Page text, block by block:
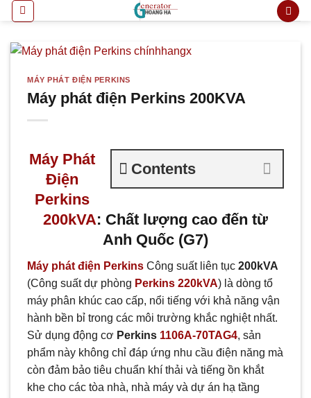
qua
nội
MÁY PHÁT ĐIỆN PERKINS
Máy phát điện Perkins 200KVA
Contents
Máy Phát
Điện
Perkins
200kVA: Chất lượng cao đến từ
Anh Quốc (G7)
Máy phát điện Perkins Công suất liên tục 200kVA
(Công suất dự phòng Perkins 220kVA) là dòng tổ
máy phân khúc cao cấp, nổi tiếng với khả năng vận
hành bền bỉ trong các môi trường khắc nghiệt nhất.
Sử dụng động cơ Perkins 1106A-70TAG4, sản
phẩm này không chỉ đáp ứng nhu cầu điện năng mà
còn đảm bảo tiêu chuẩn khí thải và tiếng ồn khắt
khe cho các tòa nhà, nhà máy và dự án hạ tầng